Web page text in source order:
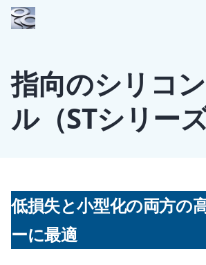
指向のシリコ
ル（STシリーズ
低損失と小型化の両方の
ーに最適